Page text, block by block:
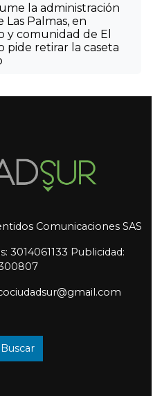
la administración
Las Palmas, en
y comunidad de El
pide retirar la caseta
Comunicaciones SAS
3014061133 Publicidad:
Buscar